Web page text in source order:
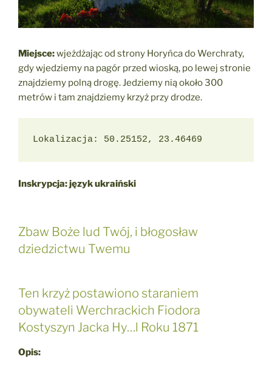
Miejsce:wjeżdżając od strony Horyńca do Werchraty,
gdy wjedziemy na pagór przed wioską, po lewej stronie
znajdziemy polną drogę. Jedziemy nią około 300
metrów i tam znajdziemy krzyż przy drodze.
Lokalizacja: 50.25152, 23.46469
Inskrypcja: język ukraiński
Zbaw Boże lud Twój, i błogosław
dziedzictwu Twemu
Ten krzyż postawiono staraniem
obywateli Werchrackich Fiodora
Kostyszyn Jacka Hy…l Roku 1871
Opis: